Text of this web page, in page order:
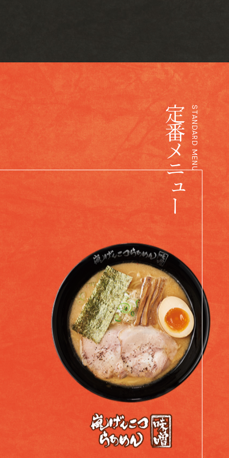
STANDARD MENU
定番メニュー